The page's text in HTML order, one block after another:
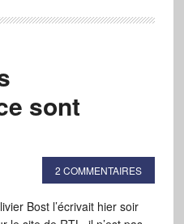
sont
2 COMMENTAIRES
Bost l’écrivait hier soir